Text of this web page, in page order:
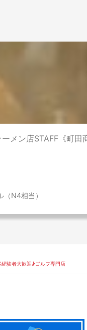
メン店STAFF《町田
N4相当）
験者大歓迎♪ゴルフ専門店